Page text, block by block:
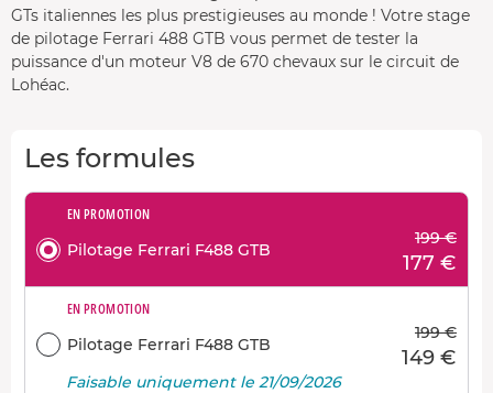
GTs italiennes les plus prestigieuses au monde ! Votre stage
de pilotage Ferrari 488 GTB vous permet de tester la
puissance d'un moteur V8 de 670 chevaux sur le circuit de
Lohéac.
Les formules
EN PROMOTION
Pilotage Ferrari F488 GTB
199 €
177 €
EN PROMOTION
Pilotage Ferrari F488 GTB
199 €
149 €
Faisable uniquement le 21/09/2026